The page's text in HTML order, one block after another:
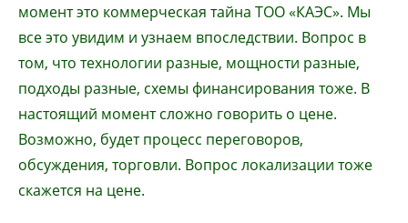
момент это коммерческая тайна ТОО «КАЭС». Мы
все это увидим и узнаем впоследствии. Вопрос в
том, что технологии разные, мощности разные,
подходы разные, схемы финансирования тоже. В
настоящий момент сложно говорить о цене.
Возможно, будет процесс переговоров,
обсуждения, торговли. Вопрос локализации тоже
скажется на цене.